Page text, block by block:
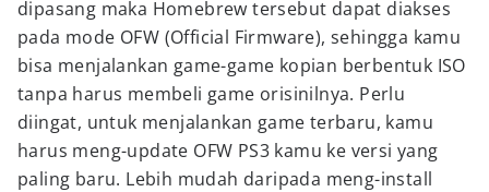
dipasang maka Homebrew tersebut dapat diakses
pada mode OFW (Official Firmware), sehingga kamu
bisa menjalankan game-game kopian berbentuk ISO
tanpa harus membeli game orisinilnya. Perlu
diingat, untuk menjalankan game terbaru, kamu
harus meng-update OFW PS3 kamu ke versi yang
paling baru. Lebih mudah daripada meng-install